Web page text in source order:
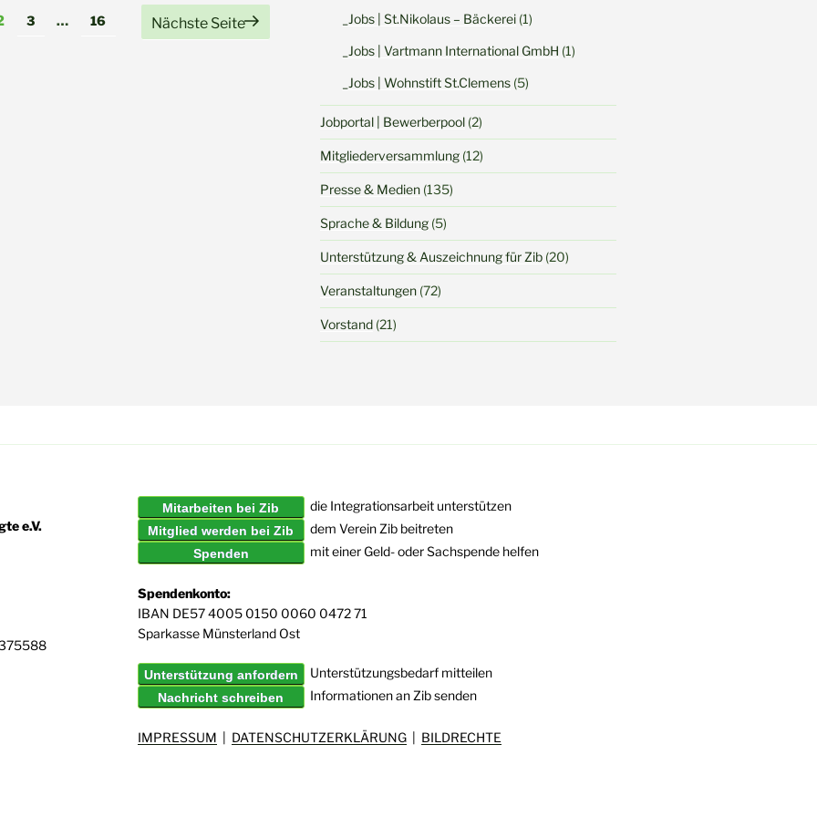
Seite
3 … Seite
16 Nächste Seite _Jobs | St.Nikolaus – Bäckerei(1)
_Jobs | Vartmann International GmbH (1)
_Jobs | Wohnstift St.Clemens(5)
Jobportal | Bewerberpool(2)
Mitgliederversammlung(12)
Presse & Medien(135)
Sprache & Bildung(5)
Unterstützung & Auszeichnung für Zib(20)
Veranstaltungen(72)
Vorstand(21)
e.V.
Mitarbeiten bei Zib die Integrationsarbeit unterstützen
Mitglied werden bei Zib dem Verein Zib beitreten
Spenden mit einer Geld- oder Sachspende helfen
Spendenkonto:
IBAN DE57 4005 0150 0060 0472 71
Sparkasse Münsterland Ost
Unterstützung anfordern Unterstützungsbedarf mitteilen
Nachricht schreiben Informationen an Zib senden
IMPRESSUM | DATENSCHUTZERKLÄRUNG| BILDRECHTE